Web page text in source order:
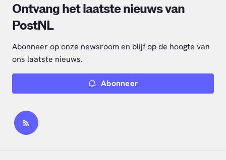
Ontvang het laatste nieuws van
PostNL
Abonneer op onze newsroom en blijf op de hoogte van
ons laatste nieuws.
Abonneer